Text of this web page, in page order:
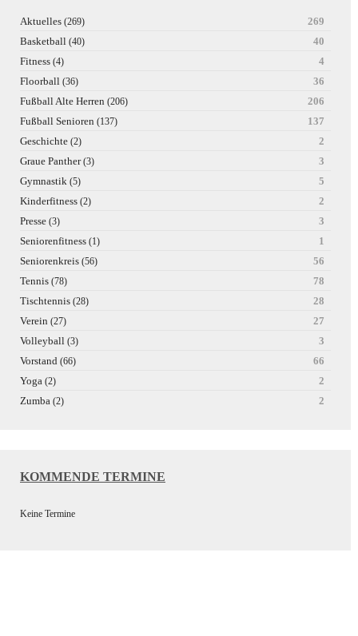
Aktuelles (269)
269
Basketball (40)
40
Fitness (4)
4
Floorball (36)
36
Fußball Alte Herren (206)
206
Fußball Senioren (137)
137
Geschichte (2)
2
Graue Panther(3)
3
Gymnastik (5)
5
Kinderfitness (2)
2
Presse (3)
3
Seniorenfitness (1)
1
Seniorenkreis (56)
56
Tennis (78)
78
Tischtennis (28)
28
Verein (27)
27
Volleyball (3)
3
Vorstand (66)
66
Yoga (2)
2
Zumba (2) 2
KOMMENDE TERMINE
Keine Termine